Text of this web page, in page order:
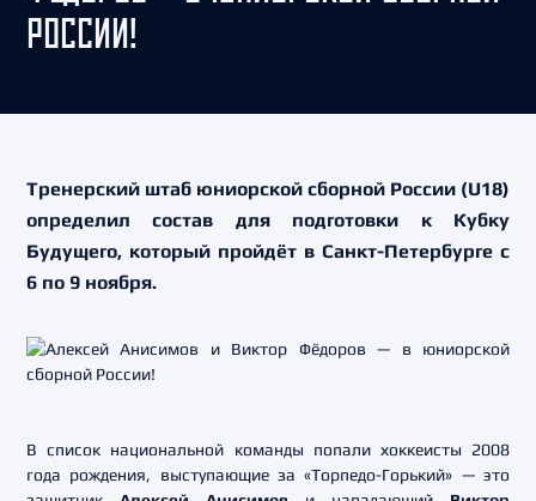
РОССИИ!
Тренерский штаб юниорской сборной России (U18)
определил состав для подготовки к Кубку
Будущего, который пройдёт в Санкт-Петербурге с
6 по 9 ноября.
В список национальной команды попали хоккеисты 2008
года рождения, выступающие за «Торпедо-Горький» — это